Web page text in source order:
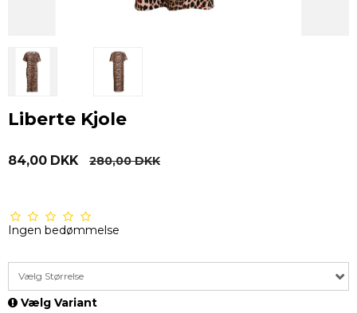
Liberte Kjole
84,00 DKK 280,00 DKK
Ingen bedømmelse
Vælg Størrelse
Vælg Variant